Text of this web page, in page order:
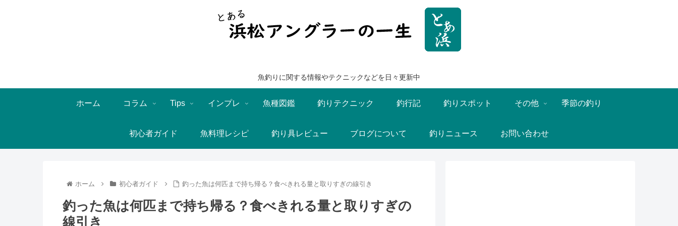
魚釣りに関する情報やテクニックなどを日々更新中
ホーム コラム Tips インプレ 魚種図鑑 釣りテクニック 釣行記 釣りスポット その他 季節の釣り
初心者ガイド 魚料理レシピ 釣り具レビュー ブログについて 釣りニュース お問い合わせ
ホーム 初心者ガイド 釣った魚は何匹まで持ち帰る？食べきれる量と取りすぎの線引き
釣った魚は何匹まで持ち帰る？食べきれる量と取りすぎの
線引き